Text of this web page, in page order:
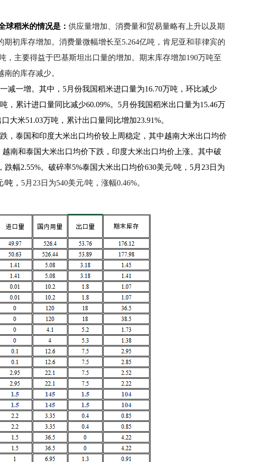
球稻米的情况是： 供应量增加、消费量和贸易量略有上升以及期
初库存增加。消费量微幅增长至5.264亿吨，肯尼亚和菲律宾的
，主要得益于巴基斯坦出口量的增加。期末库存增加190万吨至
的库存减少。
减一增。其中，5月份我国稻米进口量为16.70万吨，环比减少
，累计进口量同比减少60.09%。5月份我国稻米出口量为15.46万
大米51.03万吨，累计出口量同比增加23.91%。
，泰国和印度大米出口均价较上周稳定，其中越南大米出口均价
南和泰国大米出口均价下跌，印度大米出口均价上涨。其中破
跌幅2.55%。破碎率5%泰国大米出口均价630美元/吨，5月23日为
吨， 5月23日为540美元/吨，涨幅0.46%。